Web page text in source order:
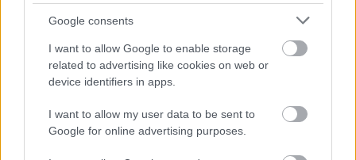
Google consents
I want to allow Google to enable storage
related to advertising like cookies on web or
device identifiers in apps.
I want to allow my user data to be sent to
Google for online advertising purposes.